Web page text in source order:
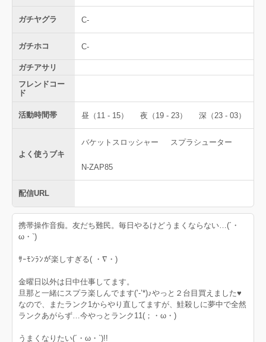
ガチヤグラ C-
ガチホコ C-
ガチアサリ
フレンドコー
ド
活動時間帯 昼（11 - 15） 夜（19 - 23） 深（23 - 03）
よく使うブキ
バケットスロッシャー スプラシューター
N-ZAP85
配信URL
携帯操作音痴。友だち難民。毎日やるけどうまくならない…(´・
ω・`)
ｻｰﾓﾝﾗﾝが楽しすぎる( ・∇・)
金曜日以外は日中仕事してます。
旦那と一緒にスプラ楽しんでます(’-’*)♪やっと２台目買えました♥
なので、またランク1からやり直してますが、鮭殺しに夢中で全然
ランクあがらず…今やっとランク11(；・ω・)
うまくなりたい(´・ω・`)!!